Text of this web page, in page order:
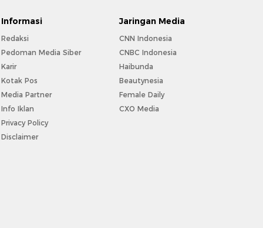
Informasi
Redaksi
Pedoman Media Siber
Karir
Kotak Pos
Media Partner
Info Iklan
Privacy Policy
Disclaimer
Jaringan Media
CNN Indonesia
CNBC Indonesia
Haibunda
Beautynesia
Female Daily
CXO Media